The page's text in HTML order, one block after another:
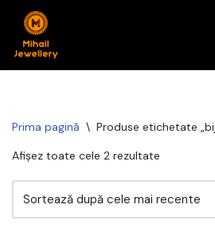
Sari
la
Prima pagină \ Produse etichetate
Afișez toate cele 2 rezultate